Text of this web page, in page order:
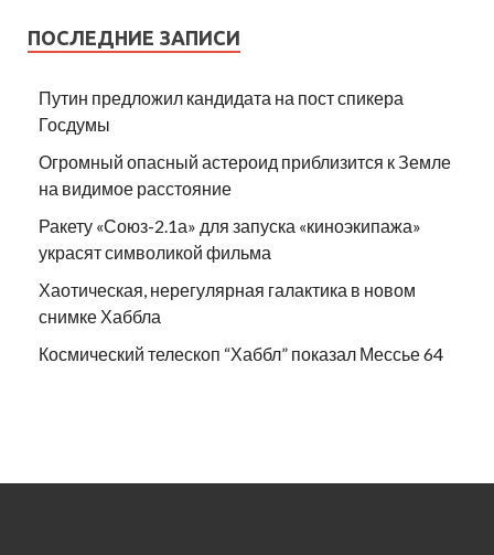
ПОСЛЕДНИЕ ЗАПИСИ
Путин предложил кандидата на пост спикера
Госдумы
Огромный опасный астероид приблизится к Земле
на видимое расстояние
Ракету «Союз-2.1а» для запуска «киноэкипажа»
украсят символикой фильма
Хаотическая, нерегулярная галактика в новом
снимке Хаббла
Космический телескоп “Хаббл” показал Мессье 64